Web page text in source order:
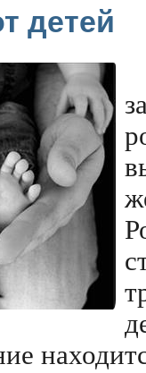
детей